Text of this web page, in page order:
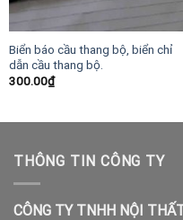
Biển báo cầu thang bộ, biển chỉ
dẫn cầu thang bộ.
300.00₫
THÔNG TIN CÔNG TY
CÔNG TY TNHH NỘI